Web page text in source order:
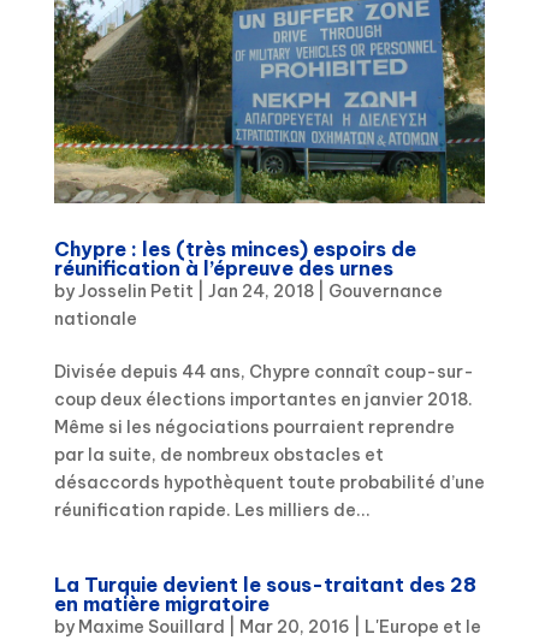
Chypre : les (très minces) espoirs de
réunification à l’épreuve des urnes
byJosselin Petit Jan 24, 2018| Gouvernance
nationale
Divisée depuis 44 ans, Chypre connaît coup-sur-
coup deux élections importantes en janvier 2018.
Même si les négociations pourraient reprendre
par la suite, de nombreux obstacles et
désaccords hypothèquent toute probabilité d’une
réunification rapide. Les milliers de...
La Turquie devient le sous-traitant des 28
en matière migratoire
by Maxime Souillard Mar 20, 2016
L'Europe et le